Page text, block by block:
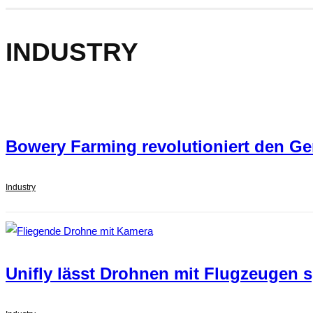
INDUSTRY
Bowery Farming revolutioniert den
Industry
Unifly lässt Drohnen mit Flugzeugen